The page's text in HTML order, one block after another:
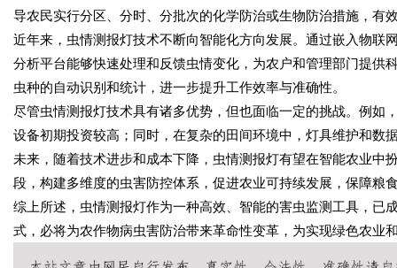
导农民实行分区、分时、分批次的化学防治或生物防治措施，有
近年来，虫情测报灯技术不断向智能化方向发展。通过嵌入物联
分析平台能够快速处理和反馈虫情变化，为农户和管理部门提供
虫种的自动识别和统计，进一步提升工作效率与准确性。
尽管虫情测报灯技术具有诸多优势，但也面临一定的挑战。例如
设备初期投资较高；同时，在复杂的田间环境中，灯具维护和数
未来，随着技术进步和成本下降，虫情测报灯有望在智能农业中
段，构建多维度的虫害防控体系，促进农业可持续发展，保障粮
综上所述，虫情测报灯作为一种高效、智能的害虫监测工具，已
式，必将为农作物病虫害防治带来革命性变革，为实现绿色农业